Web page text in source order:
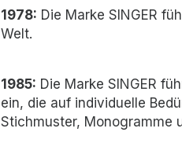
1978: Die Marke SINGER
Welt.
1985: Die Marke SINGER
ein, die auf individuelle
Stichmuster, Monogramme